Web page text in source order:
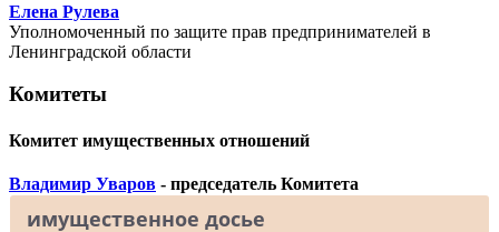
Елена Рулева
Уполномоченный по защите прав предпринимателей в
Ленинградской области
Комитеты
Комитет имущественных отношений
Владимир Уваров - председатель Комитета
имущественное досье